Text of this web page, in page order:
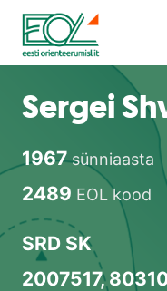
Liigu
sisu
juurde
Estonian Orienteering
Orienteerujale
Eesti
Toetamine
Sergei
1967sünniaasta
2489 EOL kood
SRD SK
2007517,